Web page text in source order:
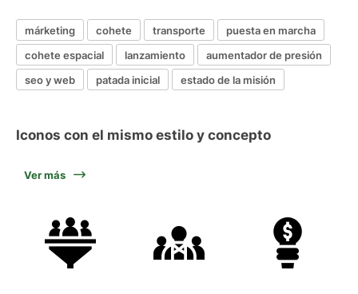
márketing cohete transporte
puesta en marcha
cohete espacial
lanzamiento
aumentador de presión
seo y web
patada inicial estado de la misión
Iconos con el mismo estilo y concepto
Ver más